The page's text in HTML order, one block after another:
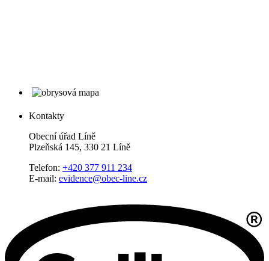
Kontakty
Obecní úřad Líně
Plzeňská 145, 330 21 Líně
Telefon: +420 377 911 234
E-mail: evidence@obec-line.cz